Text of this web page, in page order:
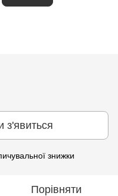
з'явиться
знижки
Порівняти